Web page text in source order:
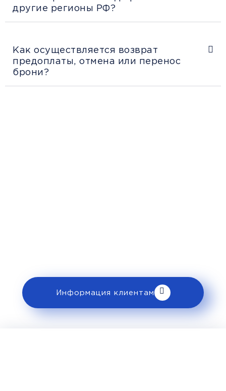
другие регионы РФ?
Как осуществляется возврат
предоплаты, отмена или перенос
брони?
Информация клиентам